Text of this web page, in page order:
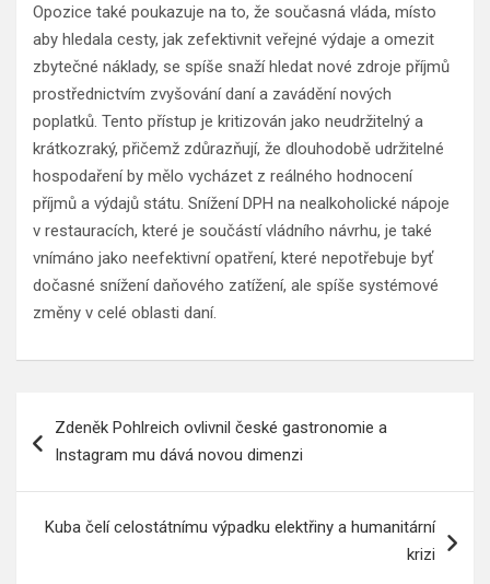
Opozice také poukazuje na to, že současná vláda, místo
aby hledala cesty, jak zefektivnit veřejné výdaje a omezit
zbytečné náklady, se spíše snaží hledat nové zdroje příjmů
prostřednictvím zvyšování daní a zavádění nových
poplatků. Tento přístup je kritizován jako neudržitelný a
krátkozraký, přičemž zdůrazňují, že dlouhodobě udržitelné
hospodaření by mělo vycházet z reálného hodnocení
příjmů a výdajů státu. Snížení DPH na nealkoholické nápoje
v restauracích, které je součástí vládního návrhu, je také
vnímáno jako neefektivní opatření, které nepotřebuje byť
dočasné snížení daňového zatížení, ale spíše systémové
změny v celé oblasti daní.
proZdeněk Pohlreich ovlivnil české gastronomie a
Instagram mu dává novou dimenzi
Kuba čelí celostátnímu výpadku elektřiny a humanitární
krizi